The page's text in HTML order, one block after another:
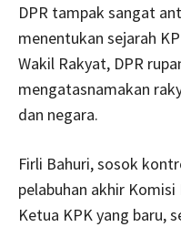
DPR tampak sangat
menentukan sejarah
Wakil Rakyat, DPR
mengatasnamakan
dan negara.
Firli Bahuri, sosok
pelabuhan akhir
Ketua KPK yang baru,